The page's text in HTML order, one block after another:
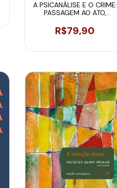
A PSICANÁLISE E O CRIME:
PASSAGEM AO ATO,
CRIMINOSO
R$79,90